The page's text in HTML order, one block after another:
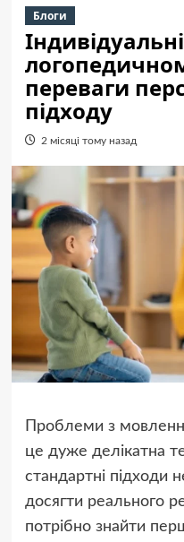
Блоги
переваги
підходу
2 місяці тому назад
Проблеми з
це дуже делікатна
стандартні підходи
досягти реального
потрібно знайти